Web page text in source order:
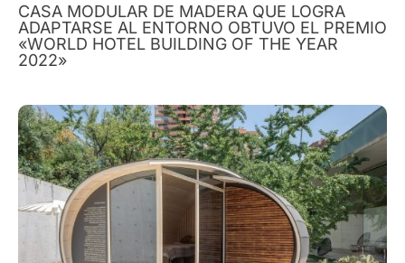
CASA MODULAR DE MADERA QUE LOGRA
ADAPTARSE AL ENTORNO OBTUVO EL PREMIO
«WORLD HOTEL BUILDING OF THE YEAR
2022»